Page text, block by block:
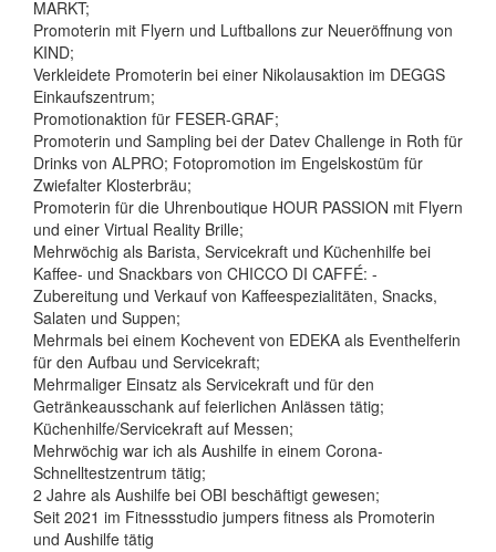
MARKT;
Promoterin mit Flyern und Luftballons zur Neueröffnung von
KIND;
Verkleidete Promoterin bei einer Nikolausaktion im DEGGS
Einkaufszentrum;
Promotionaktion für FESER-GRAF;
Promoterin und Sampling bei der Datev Challenge in Roth für
Drinks von ALPRO; Fotopromotion im Engelskostüm für
Zwiefalter Klosterbräu;
Promoterin für die Uhrenboutique HOUR PASSION mit Flyern
und einer Virtual Reality Brille;
Mehrwöchig als Barista, Servicekraft und Küchenhilfe bei
Kaffee- und Snackbars von CHICCO DI CAFFÉ: -
Zubereitung und Verkauf von Kaffeespezialitäten, Snacks,
Salaten und Suppen;
Mehrmals bei einem Kochevent von EDEKA als Eventhelferin
für den Aufbau und Servicekraft;
Mehrmaliger Einsatz als Servicekraft und für den
Getränkeausschank auf feierlichen Anlässen tätig;
Küchenhilfe/Servicekraft auf Messen;
Mehrwöchig war ich als Aushilfe in einem Corona-
Schnelltestzentrum tätig;
2 Jahre als Aushilfe bei OBI beschäftigt gewesen;
Seit 2021 im Fitnessstudio jumpers fitness als Promoterin
und Aushilfe tätig